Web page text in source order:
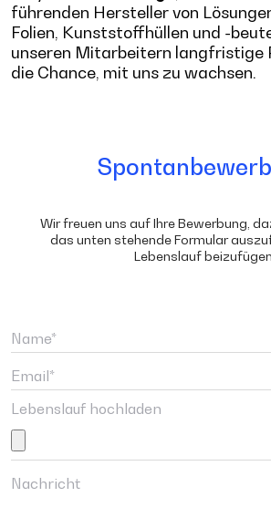
führenden Hersteller von
Folien, Kunststoffhüllen und -
unseren Mitarbeitern langfristige
die Chance, mit uns zu wachsen.
Wir freuen uns auf Ihre Bewerbung,
das unten stehende Formular
Lebenslauf beizufügen.
Lebenslauf hochladen